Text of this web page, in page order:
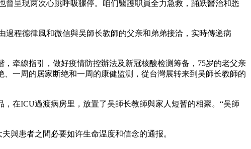
呈現两次心跳呼吸骤停。咱们醫護职員全力急救，踊跃醫治和悉
程德律風和微信與吴師长教師的父亲和弟弟接洽，实時傳递病
牵線指引，做好疫情防控辦法及新冠核酸检测筹备，75岁的老父亲
一周的居家断绝和一周的康健监测，從台灣展转来到吴師长教師的
在ICU過渡病房里，放置了吴師长教師與家人短暂的相聚。“吴師
與患者之間必要如许生命温度和信念的通报。